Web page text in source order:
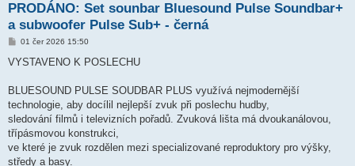
PRODÁNO: Set sounbar Bluesound Pulse Soundbar+
a subwoofer Pulse Sub+ - černá
P
í
ě
e
k
01 čer 2026 15:50
VYSTAVENO K POSLECHU
BLUESOUND PULSE SOUDBAR PLUS využívá nejmodernější
technologie, aby docílil nejlepší zvuk při poslechu hudby,
sledování filmů i televizních pořadů. Zvuková lišta má dvoukanálovou,
třípásmovou konstrukci,
ve které je zvuk rozdělen mezi specializované reproduktory pro výšky,
středy a basy.